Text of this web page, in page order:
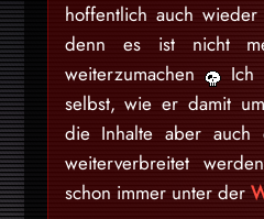
hoffentlich auch
denn es ist nicht
weiterzumachen
Ich
selbst, wie er damit
die Inhalte aber auch
weiterverbreitet
schon immer unter der